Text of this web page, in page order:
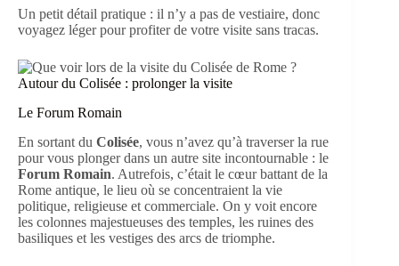
Un petit détail pratique : il n’y a pas de vestiaire, donc
voyagez léger pour profiter de votre visite sans tracas.
Autour du Colisée : prolonger la visite
Le Forum Romain
En sortant du Colisée, vous n’avez qu’à traverser la rue
pour vous plonger dans un autre site incontournable : le
Forum Romain. Autrefois, c’était le cœur battant de la
Rome antique, le lieu où se concentraient la vie
politique, religieuse et commerciale. On y voit encore
les colonnes majestueuses des temples, les ruines des
basiliques et les vestiges des arcs de triomphe.